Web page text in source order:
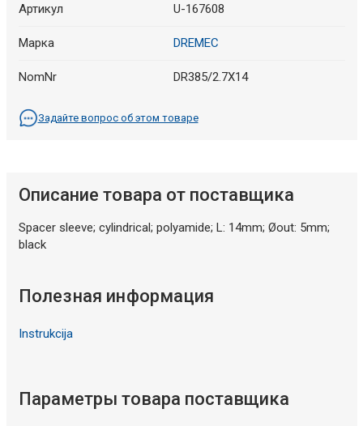
Артикул U-167608
Марка DREMEC
NomNr DR385/2.7X14
Задайте вопрос об этом товаре
Описание товара от поставщика
Spacer sleeve; cylindrical; polyamide; L: 14mm; Øout: 5mm;
black
Полезная информация
Instrukcija
Параметры товара поставщика